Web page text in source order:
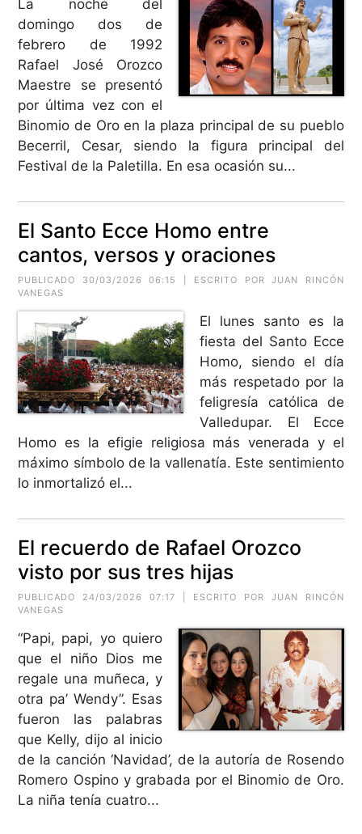
La noche del
domingo dos de
febrero de 1992
Rafael José Orozco
Maestre se presentó
por última vez con el
Binomio de Oro en la plaza principal de su pueblo
Becerril, Cesar, siendo la figura principal del
Festival de la Paletilla. En esa ocasión su...
El Santo Ecce Homo entre
cantos, versos y oraciones
PUBLICADO 30/03/2026 06:15 | ESCRITO POR JUAN RINCÓN
VANEGAS
El lunes santo es la
fiesta del Santo Ecce
Homo, siendo el día
más respetado por la
feligresía católica de
Valledupar. El Ecce
Homo es la efigie religiosa más venerada y el
máximo símbolo de la vallenatía. Este sentimiento
lo inmortalizó el...
El recuerdo de Rafael Orozco
visto por sus tres hijas
PUBLICADO 24/03/2026 07:17 | ESCRITO POR JUAN RINCÓN
VANEGAS
“Papi, papi, yo quiero
que el niño Dios me
regale una muñeca, y
otra pa’ Wendy”. Esas
fueron las palabras
que Kelly, dijo al inicio
de la canción ‘Navidad’, de la autoría de Rosendo
Romero Ospino y grabada por el Binomio de Oro.
La niña tenía cuatro...